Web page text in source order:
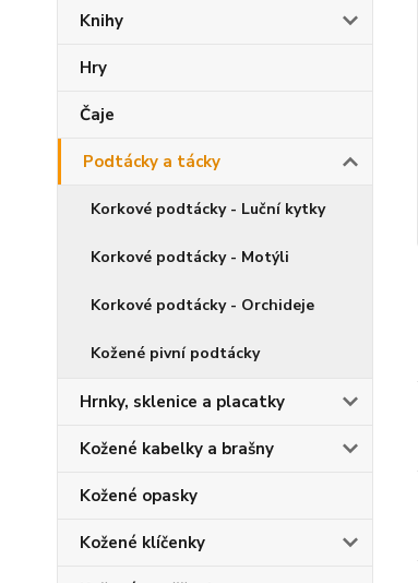
Knihy
Hry
Čaje
Podtácky a tácky
Korkové podtácky - Luční kytky
Korkové podtácky - Motýli
Korkové podtácky - Orchideje
Kožené pivní podtácky
Hrnky, sklenice a placatky
Kožené kabelky a brašny
Kožené opasky
Kožené klíčenky